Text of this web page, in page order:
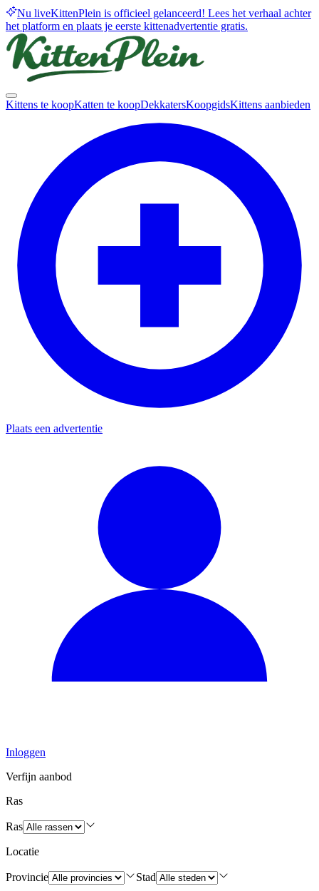
Nu liveKittenPlein is officieel gelanceerd! Lees het verhaal achter
het platform en plaats je eerste kittenadvertentie gratis.
Kittens te koopKatten te koopDekkatersKoopgidsKittens aanbieden
Plaats een advertentie
Inloggen
Verfijn aanbod
Ras
Ras
Locatie
Provincie Stad